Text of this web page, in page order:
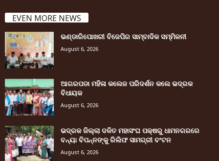
EVEN MORE NEWS
ଭଣ୍ଡାରିପୋଖରୀ ବିଜେପିର ସାମ୍ବାଦିକ ସମ୍ମିଳନୀ
August 6, 2026
ଆଗରପଡା ମହିଳା କଲେଜ ପରିଦର୍ଶନ କଲେ ଭଦ୍ରକ
ବିଧାୟକ
August 6, 2026
ଭଦ୍ରକ ଜିଲ୍ଲା ଦଳିତ ମହାସଂଘ ପକ୍ଷରୁ ଧାମନଗରରେ
ବନ୍ୟା ବିପନ୍ନଙ୍କୁ ରିଲିଫ ସାମଗ୍ରୀ ବଂଟନ
August 6, 2026